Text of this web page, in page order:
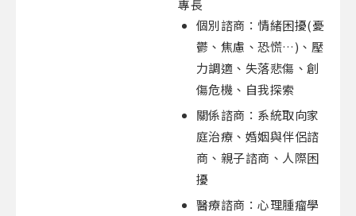
專長
個別諮商：情緒困擾(憂
鬱、焦慮、恐慌…)、壓
力調適、失落悲傷、創
傷危機、自我探索
關係諮商：系統取向家
庭治療、婚姻與伴侶諮
商、親子諮商、人際困
擾
醫療諮商：心理腫瘤學